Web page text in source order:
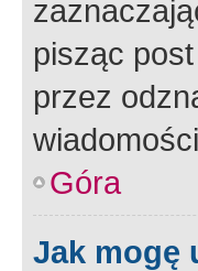
pisząc
przez
Góra
Jak mogę